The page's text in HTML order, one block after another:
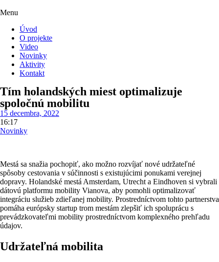
Menu
Úvod
O projekte
Video
Novinky
Aktivity
Kontakt
Tím holandských miest optimalizuje
spoločnú mobilitu
15 decembra, 2022
16:17
Novinky
Mestá sa snažia pochopiť, ako možno rozvíjať nové udržateľné
spôsoby cestovania v súčinnosti s existujúcimi ponukami verejnej
dopravy. Holandské mestá Amsterdam, Utrecht a Eindhoven si vybrali
dátovú platformu mobility Vianova, aby pomohli optimalizovať
integráciu služieb zdieľanej mobility. Prostredníctvom tohto partnerstva
pomáha európsky startup trom mestám zlepšiť ich spoluprácu s
prevádzkovateľmi mobility prostredníctvom komplexného prehľadu
údajov.
Udržateľná mobilita